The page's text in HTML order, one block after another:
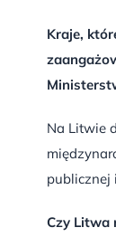
Kraje,
Na Litwie
publicznej
Czy Litwa